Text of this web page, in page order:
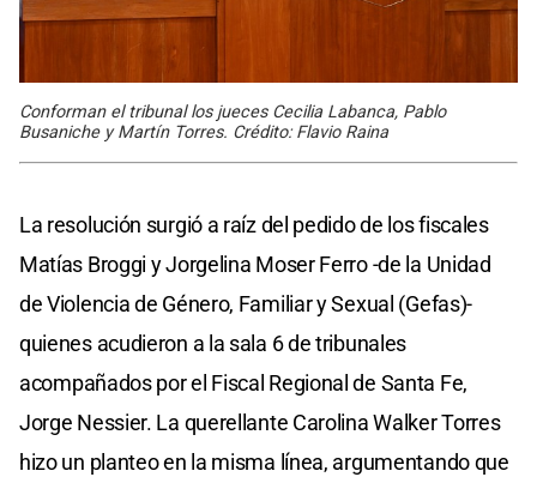
Conforman el tribunal los jueces Cecilia Labanca, Pablo
Busaniche y Martín Torres. Crédito: Flavio Raina
La resolución surgió a raíz del pedido de los fiscales
Matías Broggi y Jorgelina Moser Ferro -de la Unidad
de Violencia de Género, Familiar y Sexual (Gefas)-
quienes acudieron a la sala 6 de tribunales
acompañados por el Fiscal Regional de Santa Fe,
Jorge Nessier. La querellante Carolina Walker Torres
hizo un planteo en la misma línea, argumentando que